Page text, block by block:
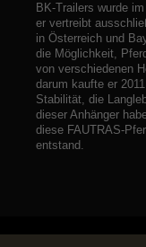
BK-Trailers wurde
er vertreibt
in Österreich und
die Möglichkeit,
von verschiedenen
darum kaufte er
Stabilität, die
dieser Anhänger
diese FAUTRAS-
entstand.